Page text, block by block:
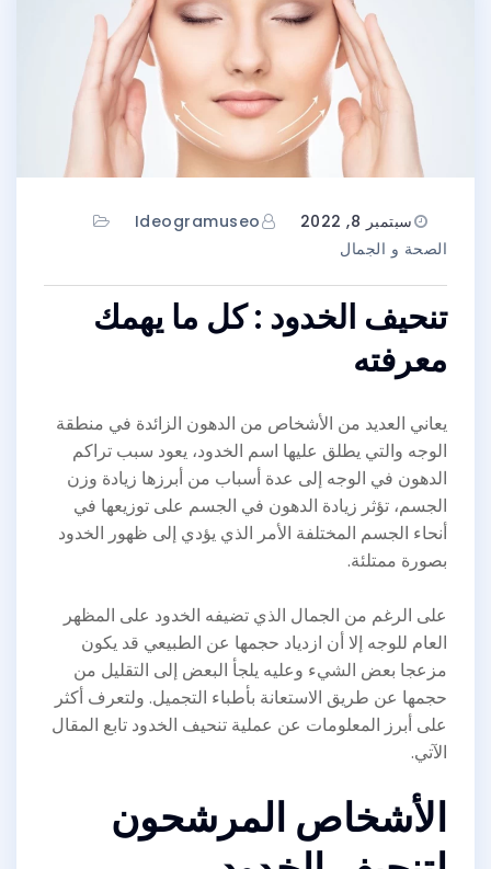
سبتمبر 8, 2022
Ideogramuseo
الصحة و الجمال
تنحيف الخدود : كل ما يهمك
معرفته
يعاني العديد من الأشخاص من الدهون الزائدة في منطقة
الوجه والتي يطلق عليها اسم الخدود، يعود سبب تراكم
الدهون في الوجه إلى عدة أسباب من أبرزها زيادة وزن
الجسم، تؤثر زيادة الدهون في الجسم على توزيعها في
أنحاء الجسم المختلفة الأمر الذي يؤدي إلى ظهور الخدود
بصورة ممتلئة.
على الرغم من الجمال الذي تضيفه الخدود على المظهر
العام للوجه إلا أن ازدياد حجمها عن الطبيعي قد يكون
مزعجا بعض الشيء وعليه يلجأ البعض إلى التقليل من
حجمها عن طريق الاستعانة بأطباء التجميل. ولتعرف أكثر
على أبرز المعلومات عن عملية تنحيف الخدود تابع المقال
الآتي.
الأشخاص المرشحون